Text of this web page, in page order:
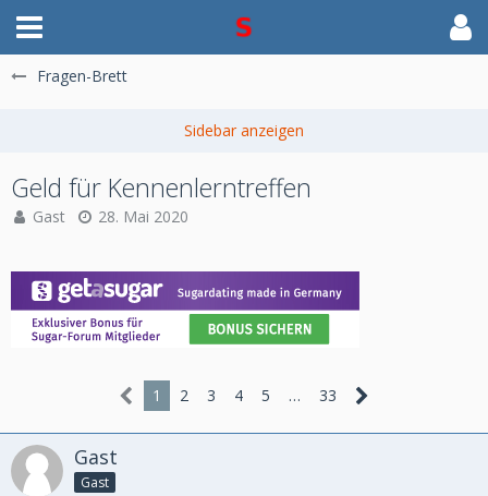
Fragen-Brett
Geld für Kennenlerntreffen
Gast 28. Mai 2020
1 2 3 4 5 … 33
Gast
Gast